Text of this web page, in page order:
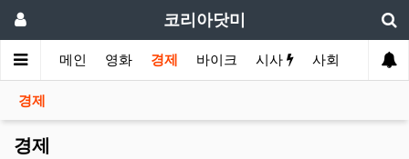
코리아닷미
메인 영화 경제 바이크 시사 사회 스포츠
경제
경제